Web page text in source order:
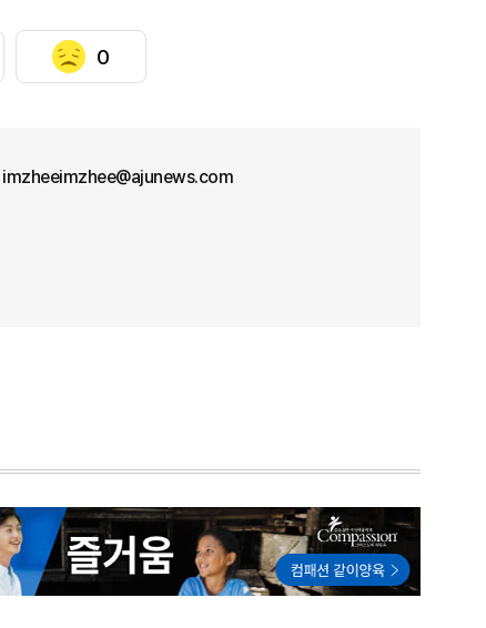
0
imzheeimzhee@ajunews.com